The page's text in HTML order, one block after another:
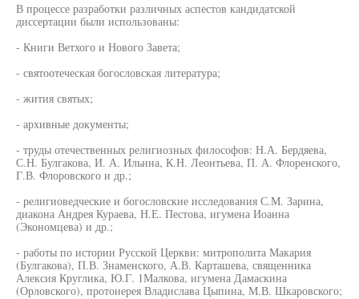
В процессе разработки различных аспестов кандидатской
диссертации были использованы:
- Книги Ветхого и Нового Завета;
- святоотеческая богословская литература;
- жития святых;
- архивные документы;
- труды отечественных религиозных философов: Н.А. Бердяева,
С.Н. Булгакова, И. А. Ильина, К.Н. Леонтьева, П. А. Флоренского,
Г.В. Флоровского и др.;
- религиоведческие и богословские исследования С.М. Зарина,
диакона Андрея Кураева, Н.Е. Пестова, игумена Иоанна
(Экономцева) и др.;
- работы по истории Русской Церкви: митрополита Макария
(Булгакова), П.В. Знаменского, А.В. Карташева, священника
Алексия Круглика, Ю.Г. 1Малкова, игумена Дамаскина
(Орловского), протоиерея Владислава Цыпина, М.В. Шкаровского;